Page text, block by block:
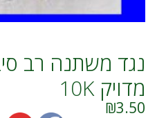
נגד משתנה רב
מדויק 10K
₪3.50